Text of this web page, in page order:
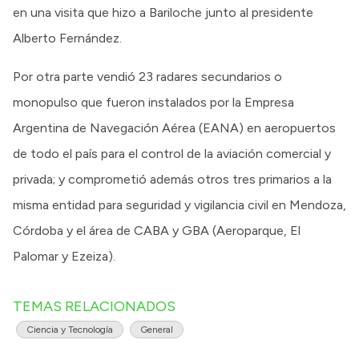
en una visita que hizo a Bariloche junto al presidente
Alberto Fernández.
Por otra parte vendió 23 radares secundarios o
monopulso que fueron instalados por la Empresa
Argentina de Navegación Aérea (EANA) en aeropuertos
de todo el país para el control de la aviación comercial y
privada; y comprometió además otros tres primarios a la
misma entidad para seguridad y vigilancia civil en Mendoza,
Córdoba y el área de CABA y GBA (Aeroparque, El
Palomar y Ezeiza).
TEMAS RELACIONADOS
Ciencia y Tecnología General